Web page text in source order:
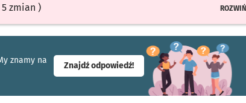
5 zmian )
ROZWIŃ
znamy na
Znajdź odpowiedź!- otworzy się w nowej karcie